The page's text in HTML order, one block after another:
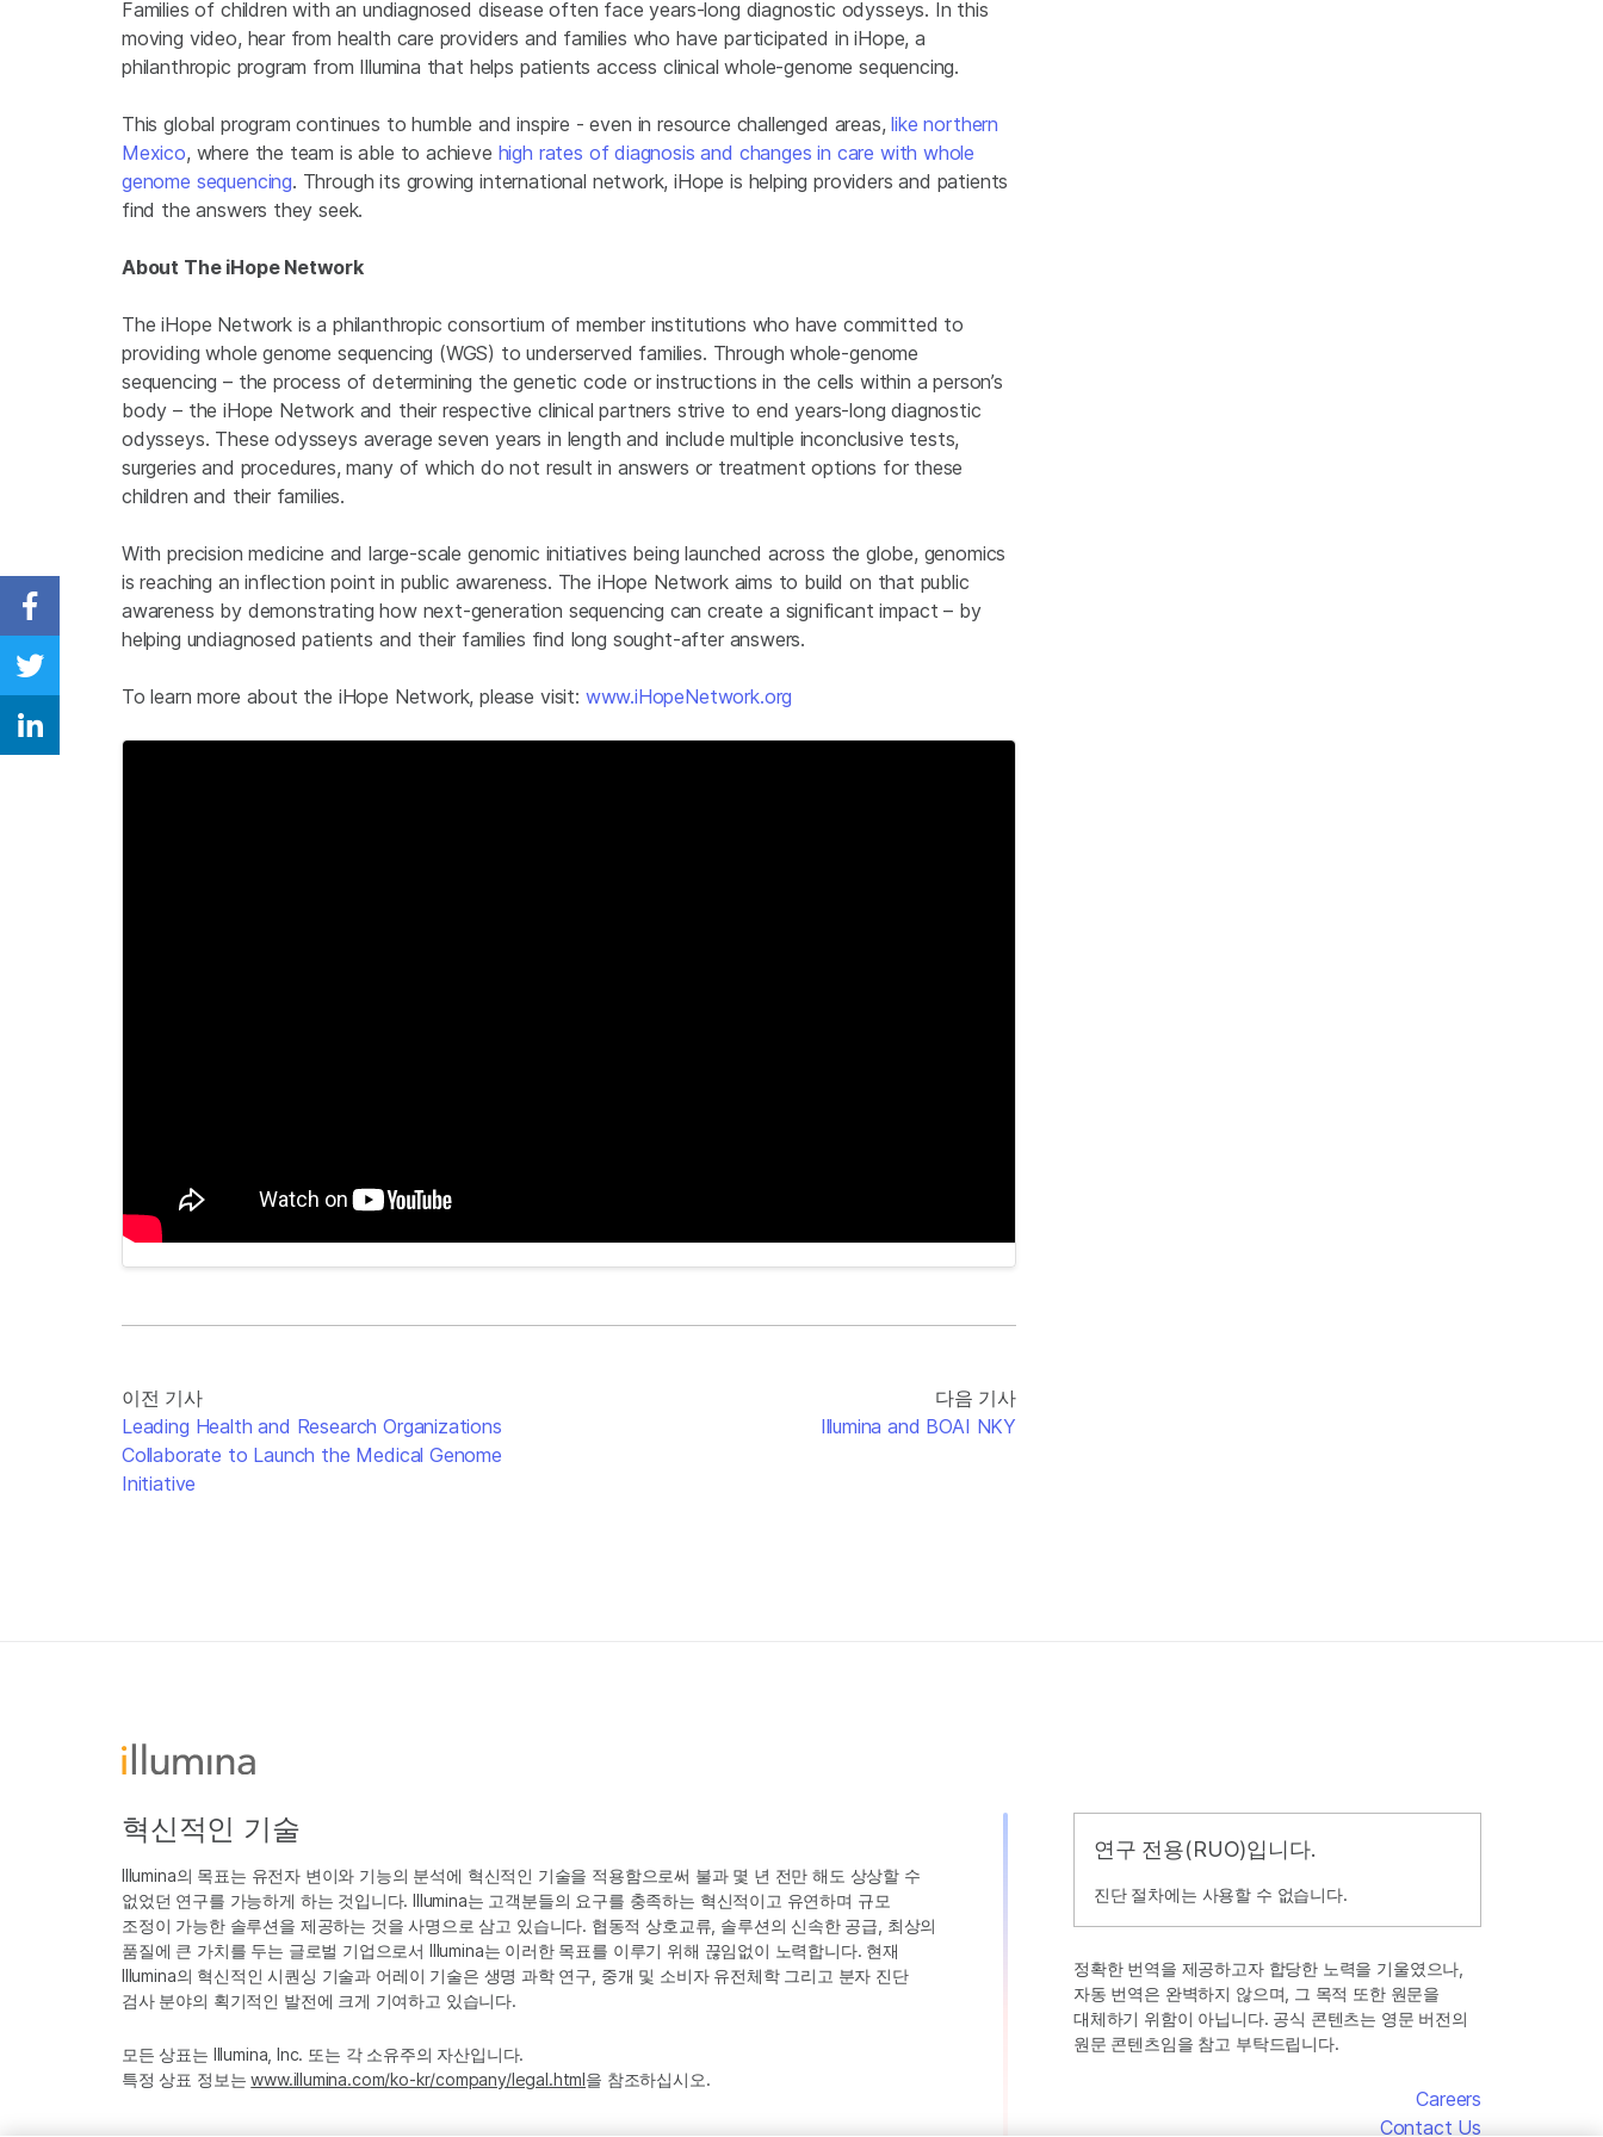
Families of children with an undiagnosed disease often face years-long diagnostic odysseys. In this
moving video, hear from health care providers and families who have participated in iHope, a
philanthropic program from Illumina that helps patients access clinical whole-genome sequencing.
This global program continues to humble and inspire - even in resource challenged areas,like northern
Mexico, where the team is able to achieve high rates of diagnosis and changes in care with whole
genome sequencing. Through its growing international network, iHope is helping providers and patients
find the answers they seek.
About The iHope Network
The iHope Network is a philanthropic consortium of member institutions who have committed to
providing whole genome sequencing (WGS) to underserved families. Through whole-genome
sequencing – the process of determining the genetic code or instructions in the cells within a person’s
body – the iHope Network and their respective clinical partners strive to end years-long diagnostic
odysseys. These odysseys average seven years in length and include multiple inconclusive tests,
surgeries and procedures, many of which do not result in answers or treatment options for these
children and their families.
With precision medicine and large-scale genomic initiatives being launched across the globe, genomics
is reaching an inflection point in public awareness. The iHope Network aims to build on that public
awareness by demonstrating how next-generation sequencing can create a significant impact – by
helping undiagnosed patients and their families find long sought-after answers.
To learn more about the iHope Network, please visit: www.iHopeNetwork.org
이전 기사
Leading Health and Research Organizations
Collaborate to Launch the Medical Genome
Initiative
다음 기사
Illumina and BOAI NKY
Share on Facebook
Share on Twitter
Share on Linkedin
연구 전용(RUO)입니다.
진단 절차에는 사용할 수 없습니다.
정확한 번역을 제공하고자 합당한 노력을 기울였으나,
자동 번역은 완벽하지 않으며, 그 목적 또한 원문을
대체하기 위함이 아닙니다. 공식 콘텐츠는 영문 버전의
원문 콘텐츠임을 참고 부탁드립니다.
혁신적인 기술
Illumina의 목표는 유전자 변이와 기능의 분석에 혁신적인 기술을 적용함으로써 불과 몇 년 전만 해도 상상할 수
없었던 연구를 가능하게 하는 것입니다. Illumina는 고객분들의 요구를 충족하는 혁신적이고 유연하며 규모
조정이 가능한 솔루션을 제공하는 것을 사명으로 삼고 있습니다. 협동적 상호교류, 솔루션의 신속한 공급, 최상의
품질에 큰 가치를 두는 글로벌 기업으로서 Illumina는 이러한 목표를 이루기 위해 끊임없이 노력합니다. 현재
Illumina의 혁신적인 시퀀싱 기술과 어레이 기술은 생명 과학 연구, 중개 및 소비자 유전체학 그리고 분자 진단
검사 분야의 획기적인 발전에 크게 기여하고 있습니다.
모든 상표는 Illumina, Inc. 또는 각 소유주의 자산입니다.
특정 상표 정보는www.illumina.com/ko-kr/company/legal.html을 참조하십시오.
Careers
Contact Us